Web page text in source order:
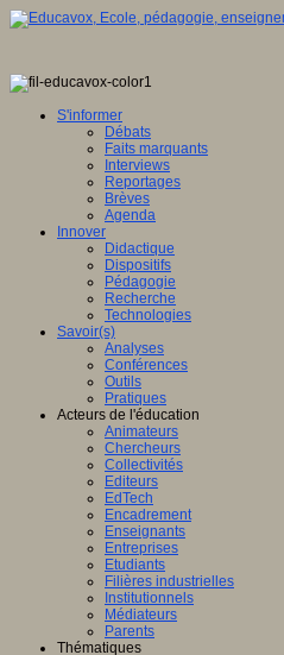
S'informer
Débats
Faits marquants
Interviews
Reportages
Brèves
Agenda
Innover
Didactique
Dispositifs
Pédagogie
Recherche
Technologies
Savoir(s)
Analyses
Conférences
Outils
Pratiques
Acteurs de l'éducation
Animateurs
Chercheurs
Collectivités
Editeurs
EdTech
Encadrement
Enseignants
Entreprises
Etudiants
Filières industrielles
Institutionnels
Médiateurs
Parents
Thématiques